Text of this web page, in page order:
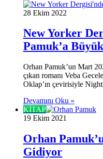
28 Ekim 2022
New Yorker
Pamuk’a
Orhan Pamuk’un Mart
çıkan romanı Veba
Oklap’ın çevirisiyle
Devamını Oku »
KİTAP
19 Ekim 2021
Orhan
Gidiyor